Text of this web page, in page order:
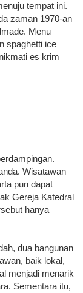
tempat ini.
zaman 1970-an
Menu
spaghetti ice
es krim
Wisatawan
pun dapat
Gereja Katedral
hanya
dua bangunan
baik lokal,
menjadi menarik
Sementara itu,